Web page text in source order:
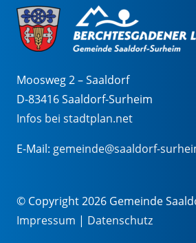
Moosweg 2 – Saaldorf
D-83416 Saaldorf-Surheim
Infos bei stadtplan.net
E-Mail: gemeinde@saaldorf-
© Copyright 2026 Gemeinde
Impressum | Datenschutz